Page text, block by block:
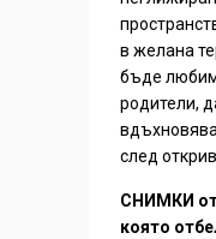
в желана
бъде
родители,
след
СНИМКИ
която